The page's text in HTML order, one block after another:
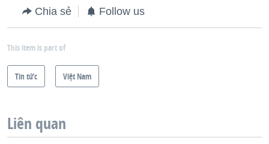
Chia sẻ Follow us
This item is part of
Tin tức Việt Nam
Liên quan